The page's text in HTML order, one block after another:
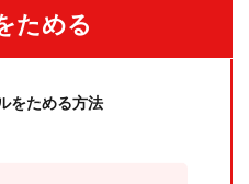
ためる
をためる方法